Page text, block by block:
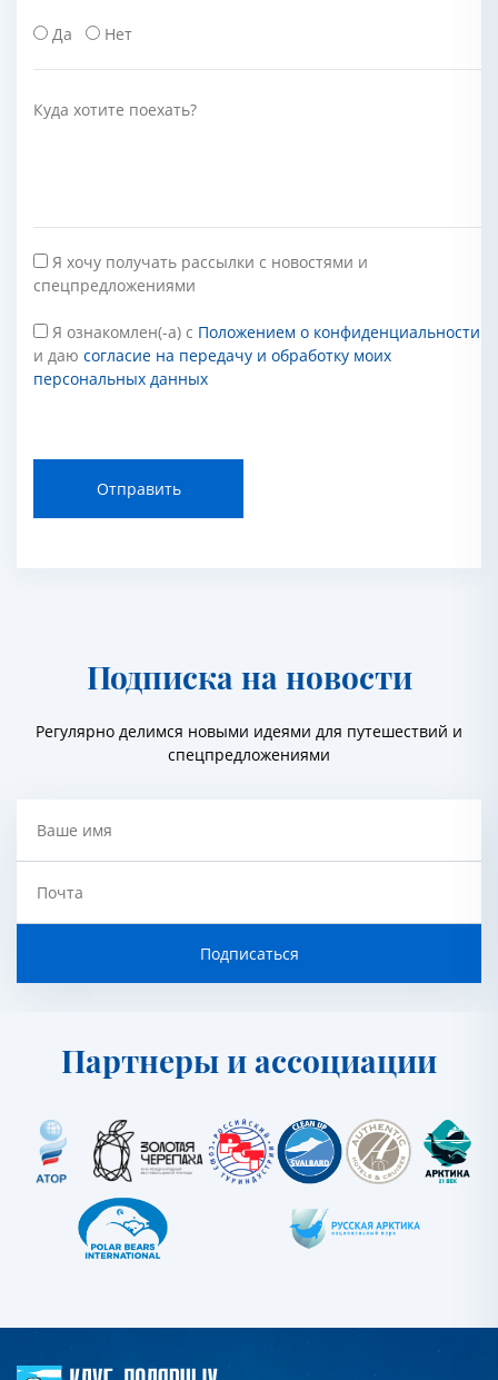
Да Нет
Куда хотите поехать?
Я хочу получать рассылки с новостями и
спецпредложениями
Я ознакомлен(-а) с Положением о конфиденциальности
и даю согласие на передачу и обработку моих
персональных данных
Отправить
Подписка на новости
Регулярно делимся новыми идеями для путешествий и
спецпредложениями
Ваше имя
Почта
Подписаться
Партнеры и ассоциации